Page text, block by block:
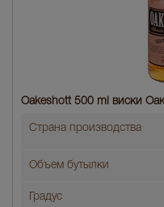
Oakeshott 500 ml виски
Страна производства
Объем бутылки
Градус